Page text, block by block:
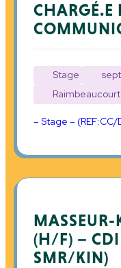
CHARGÉ.E
Stage
– Stage – (REF:CC/
MASSEUR-
(H/F) – CDI
SMR/KIN)